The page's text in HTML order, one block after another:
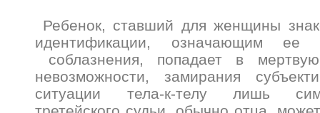
Ребенок, ставший для женщины
идентификации, означающим
соблазнения, попадает в
невозможности, замирания
ситуации тела-к-телу лишь